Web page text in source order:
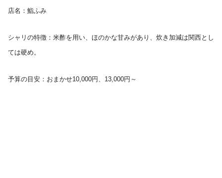
店名：鮨ふみ
シャリの特徴：米酢を用い、ほのかな甘みがあり、炊き加減は関西とし
ては硬め。
予算の目安：おまかせ10,000円、13,000円～